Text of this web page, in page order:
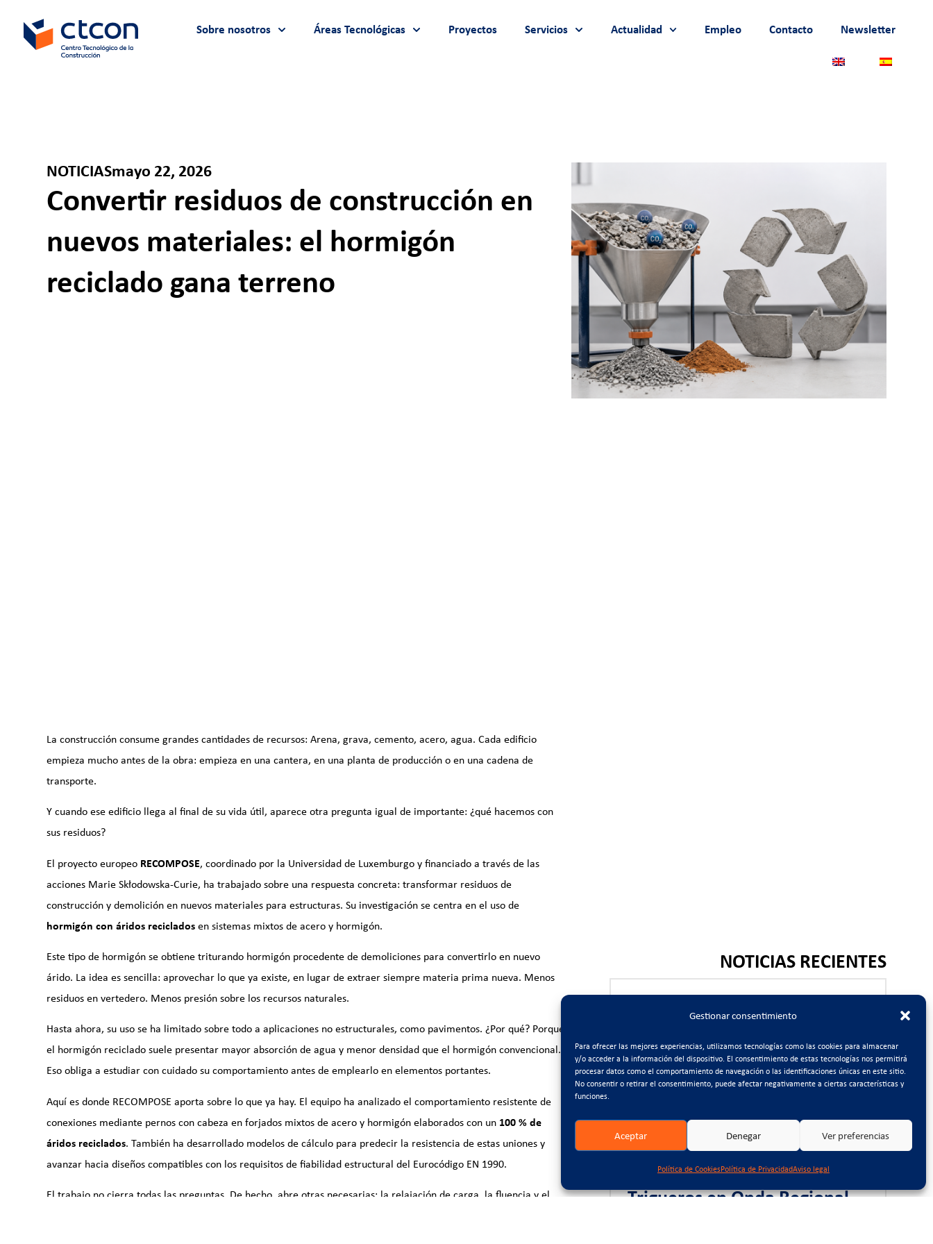
Gestionar consentimiento
Para ofrecer las mejores experiencias, utilizamos tecnologías como las cookies para almacenar
y/o acceder a la información del dispositivo. El consentimiento de estas tecnologías nos permitirá
procesar datos como el comportamiento de navegación o las identificaciones únicas en este sitio.
No consentir o retirar el consentimiento, puede afectar negativamente a ciertas características y
funciones.
Aceptar Denegar Ver preferencias
Política de CookiesPolítica de PrivacidadAviso legal
Sobre nosotros Áreas Tecnológicas Proyectos Servicios Actualidad Empleo Contacto Newsletter
NOTICIASmayo 22, 2026
Convertir residuos de construcción en
nuevos materiales: el hormigón
reciclado gana terreno
La construcción consume grandes cantidades de recursos: Arena, grava, cemento, acero, agua. Cada edificio
empieza mucho antes de la obra: empieza en una cantera, en una planta de producción o en una cadena de
transporte.
Y cuando ese edificio llega al final de su vida útil, aparece otra pregunta igual de importante: ¿qué hacemos con
sus residuos?
El proyecto europeo RECOMPOSE, coordinado por la Universidad de Luxemburgo y financiado a través de las
acciones Marie Skłodowska-Curie, ha trabajado sobre una respuesta concreta: transformar residuos de
construcción y demolición en nuevos materiales para estructuras. Su investigación se centra en el uso de
hormigón con áridos reciclados en sistemas mixtos de acero y hormigón.
Este tipo de hormigón se obtiene triturando hormigón procedente de demoliciones para convertirlo en nuevo
árido. La idea es sencilla: aprovechar lo que ya existe, en lugar de extraer siempre materia prima nueva. Menos
residuos en vertedero. Menos presión sobre los recursos naturales.
Hasta ahora, su uso se ha limitado sobre todo a aplicaciones no estructurales, como pavimentos. ¿Por qué? Porque
el hormigón reciclado suele presentar mayor absorción de agua y menor densidad que el hormigón convencional.
Eso obliga a estudiar con cuidado su comportamiento antes de emplearlo en elementos portantes.
Aquí es donde RECOMPOSE aporta sobre lo que ya hay. El equipo ha analizado el comportamiento resistente de
conexiones mediante pernos con cabeza en forjados mixtos de acero y hormigón elaborados con un 100 % de
áridos reciclados. También ha desarrollado modelos de cálculo para predecir la resistencia de estas uniones y
avanzar hacia diseños compatibles con los requisitos de fiabilidad estructural del Eurocódigo EN 1990.
El trabajo no cierra todas las preguntas. De hecho, abre otras necesarias: la relajación de carga, la fluencia y el
NOTICIAS RECIENTES
CTCON impulsa la
digitalización de su gestión
interna mediante la
implantación de un sistema
Entrevista a Antonio
Trigueros en Onda Regional